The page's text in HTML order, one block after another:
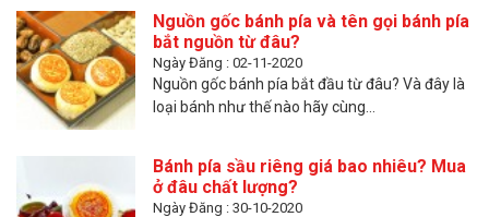
Nguồn gốc bánh pía và tên gọi bánh pía
bắt nguồn từ đâu?
Ngày Đăng : 02-11-2020
Nguồn gốc bánh pía bắt đầu từ đâu? Và đây là
loại bánh như thế nào hãy cùng...
Bánh pía sầu riêng giá bao nhiêu? Mua
ở đâu chất lượng?
Ngày Đăng : 30-10-2020